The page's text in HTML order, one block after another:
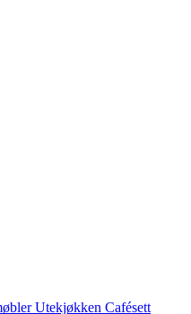
Utekjøkken Cafésett